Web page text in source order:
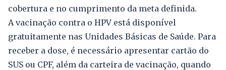
cobertura e no cumprimento da meta definida.
A vacinação contra o HPV está disponível
gratuitamente nas Unidades Básicas de Saúde. Para
receber a dose, é necessário apresentar cartão do
SUS ou CPF, além da carteira de vacinação, quando